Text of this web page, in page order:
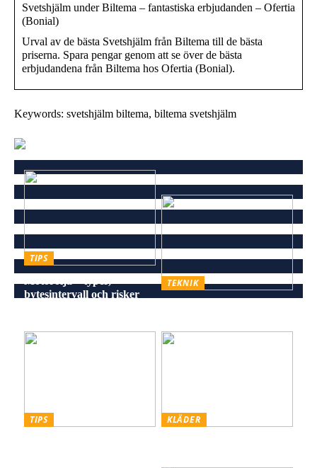
Svetshjälm under Biltema – fantastiska erbjudanden – Ofertia
(Bonial)
Urval av de bästa Svetshjälm från Biltema till de bästa
priserna. Spara pengar genom att se över de bästa
erbjudandena från Biltema hos Ofertia (Bonial).
Keywords: svetshjälm biltema, biltema svetshjälm
TIPS
bytesintervall och risker
TEKNIK
TIPS
KLÄDER